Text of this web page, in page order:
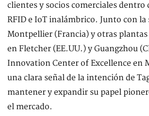
clientes y socios comerciales dentro
RFID e IoT inalámbrico. Junto con la
Montpellier (Francia) y otras
en Fletcher (EE.UU.) y Guangzhou
Innovation Center of Excellence en
una clara señal de la intención de
mantener y expandir su papel
el mercado.